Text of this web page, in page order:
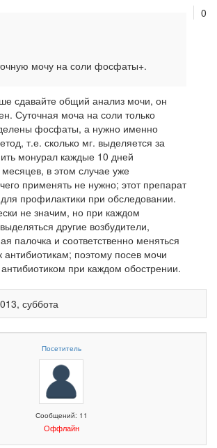
0
мочу на соли фосфаты+.
сдавайте общий анализ мочи, он
Суточная моча на соли только
фосфаты, а нужно именно
т.е. сколько мг. выделяется за
монурал каждые 10 дней
в этом случае уже
применять не нужно; этот препарат
профилактики при обследовании.
не значим, но при каждом
другие возбудители,
палочка и соответственно меняться
антибиотикам; поэтому посев мочи
при каждом обострении.
суббота
Посетитель
Сообщений: 11
Оффлайн